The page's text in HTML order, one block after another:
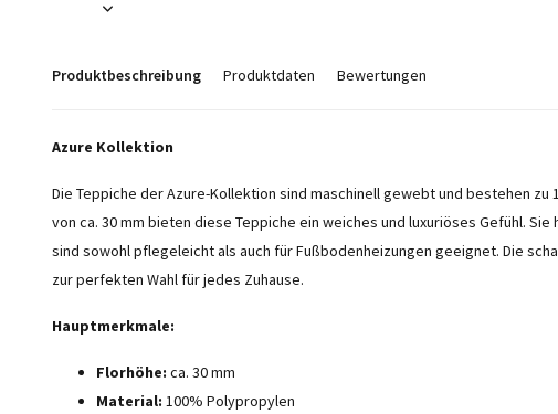
Produktbeschreibung Produktdaten Bewertungen
Azure Kollektion
Die Teppiche der Azure-Kollektion sind maschinell gewebt und bestehen zu
von ca. 30 mm bieten diese Teppiche ein weiches und luxuriöses Gefühl. Sie
sind sowohl pflegeleicht als auch für Fußbodenheizungen geeignet. Die
zur perfekten Wahl für jedes Zuhause.
Hauptmerkmale:
Florhöhe: ca. 30 mm
Material: 100% Polypropylen